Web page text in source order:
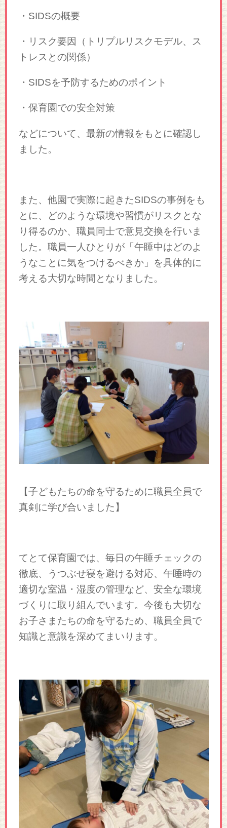
・SIDSの概要
・リスク要因（トリプルリスクモデル、ス
トレスとの関係）
・SIDSを予防するためのポイント
・保育園での安全対策
などについて、最新の情報をもとに確認し
ました。
また、他園で実際に起きたSIDSの事例をも
とに、どのような環境や習慣がリスクとな
り得るのか、職員同士で意見交換を行いま
した。職員一人ひとりが「午睡中はどのよ
うなことに気をつけるべきか」を具体的に
考える大切な時間となりました。
【子どもたちの命を守るために職員全員で
真剣に学び合いました】
てとて保育園では、毎日の午睡チェックの
徹底、うつぶせ寝を避ける対応、午睡時の
適切な室温・湿度の管理など、安全な環境
づくりに取り組んでいます。今後も大切な
お子さまたちの命を守るため、職員全員で
知識と意識を深めてまいります。